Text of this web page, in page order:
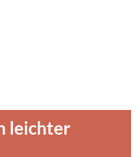
leichter